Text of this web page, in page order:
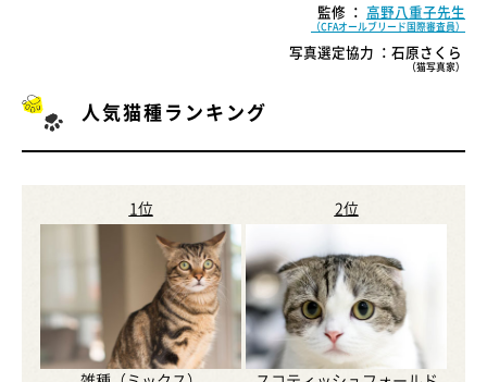
監修 ： 高野八重子先生
（CFAオールブリード国際審査員）
写真選定協力 ：石原さくら
（猫写真家）
人気猫種ランキング
1位 2位